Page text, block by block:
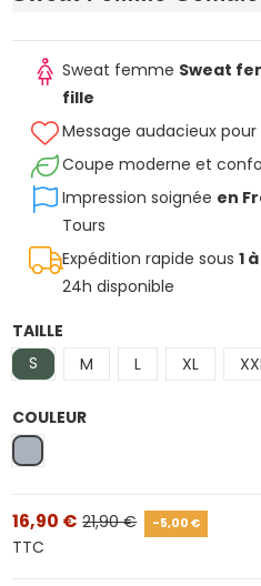
Sweat femme Sweat
fille
Message audacieux
Coupe moderne et
Impression soignée en
Tours
Expédition rapide sous 1
24h disponible
TAILLE
S
M L XL
COULEUR
Gris
16,90 € 21,90 € -5,00 €
TTC